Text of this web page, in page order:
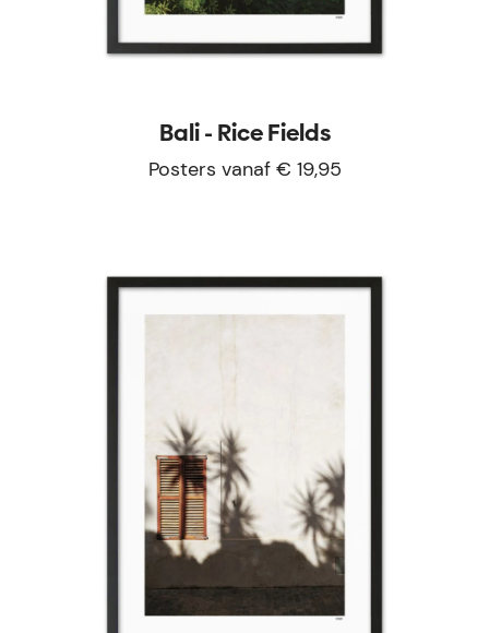
Bali - Rice Fields
Posters vanaf € 19,95